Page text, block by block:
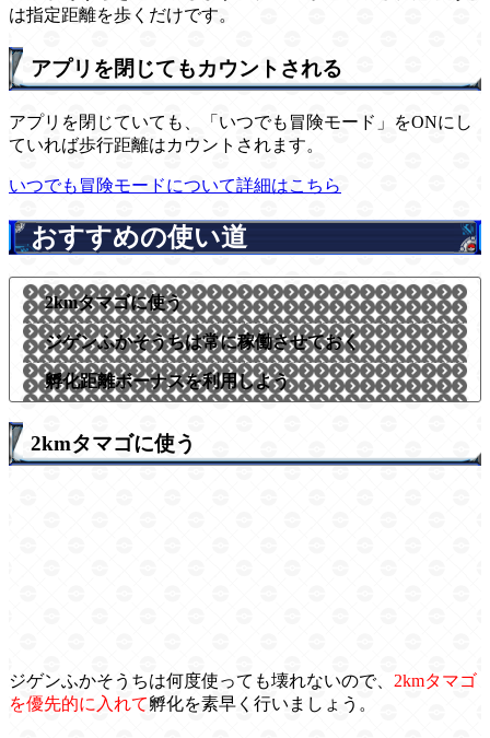
は指定距離を歩くだけです。
アプリを閉じてもカウントされる
アプリを閉じていても、「いつでも冒険モード」をONにし
ていれば歩行距離はカウントされます。
いつでも冒険モードについて詳細はこちら
おすすめの使い道
2kmタマゴに使う
ジゲンふかそうちは常に稼働させておく
孵化距離ボーナスを利用しよう
2kmタマゴに使う
ジゲンふかそうちは何度使っても壊れないので、 2kmタマゴ
を優先的に入れて孵化を素早く行いましょう。